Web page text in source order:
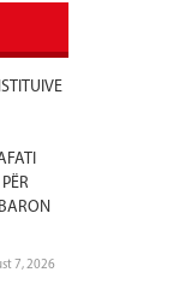
7, 2026